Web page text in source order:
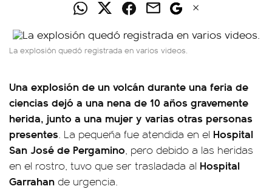
La explosión quedó registrada en varios videos.
Una explosión de un volcán durante una feria de
ciencias dejó a una nena de 10 años gravemente
herida, junto a una mujer y varias otras personas
presentes. La pequeña fue atendida en el Hospital
San José de Pergamino, pero debido a las heridas
en el rostro, tuvo que ser trasladada al Hospital
Garrahan de urgencia.